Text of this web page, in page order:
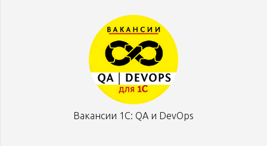
Вакансии 1С: QA и DevOps